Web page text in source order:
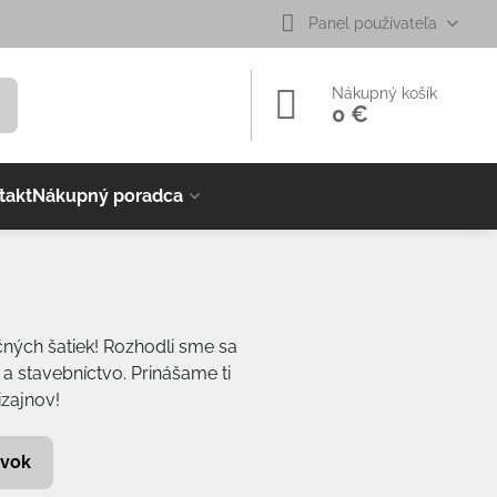
Panel používateľa
Nákupný košík
0 €
Nákupný poradca
šatiek! Rozhodli sme sa
stavebníctvo. Prinášame ti